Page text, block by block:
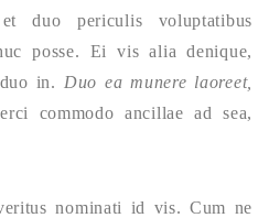
duo periculis voluptatibus
posse. Ei vis alia denique,
in. Duo ea munere laoreet,
commodo ancillae ad sea,
nominati id vis. Cum ne